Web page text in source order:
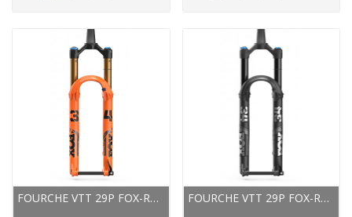
FOURCHE VTT 29P FOX-RACING-SHOX 2023 34 FLOAT... FOURCHE VTT 29P FOX-RACING-SHOX 2024 34 FLOAT...